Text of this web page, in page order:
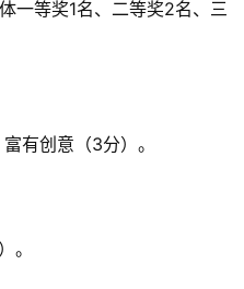
一等奖1名、二等奖2名、三
有创意（3分）。
。